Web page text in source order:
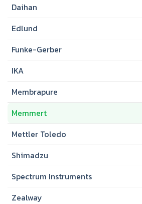
Daihan
Edlund
Funke-Gerber
IKA
Membrapure
Memmert
Mettler Toledo
Shimadzu
Spectrum Instruments
Zealway